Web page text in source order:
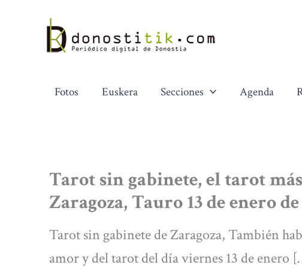
contenido
Fotos Euskera Secciones Agenda
Tarot sin gabinete, el tarot
Zaragoza, Tauro 13 de enero de
Tarot sin gabinete de Zaragoza, También
amor y del tarot del día viernes 13 de enero